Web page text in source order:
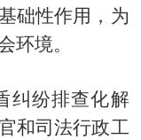
础性作用，为
会环境。
纷排查化解
和司法行政工